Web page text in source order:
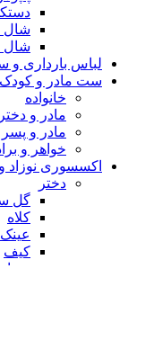
شال
شال
لباس بارداری و
ست مادر و کودک
خانواده
مادر و دختر
مادر و پسر
خواهر و
اکسسوری نوزاد
دختر
گل
کلاه
عینک
کیف